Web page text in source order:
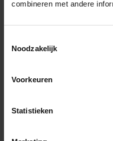
combineren met andere
Noodzakelijk
Voorkeuren
Statistieken